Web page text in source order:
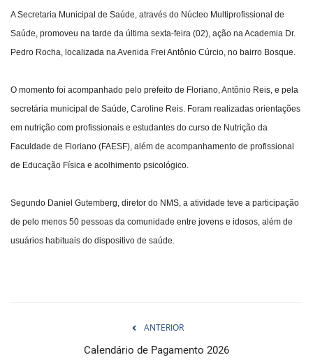
A Secretaria Municipal de Saúde, através do Núcleo Multiprofissional de
Saúde, promoveu na tarde da última sexta-feira (02), ação na Academia Dr.
Pedro Rocha, localizada na Avenida Frei Antônio Cúrcio, no bairro Bosque.
O momento foi acompanhado pelo prefeito de Floriano, Antônio Reis, e pela
secretária municipal de Saúde, Caroline Reis. Foram realizadas orientações
em nutrição com profissionais e estudantes do curso de Nutrição da
Faculdade de Floriano (FAESF), além de acompanhamento de profissional
de Educação Física e acolhimento psicológico.
Segundo Daniel Gutemberg, diretor do NMS, a atividade teve a participação
de pelo menos 50 pessoas da comunidade entre jovens e idosos, além de
usuários habituais do dispositivo de saúde.
ANTERIOR
Calendário de Pagamento 2026